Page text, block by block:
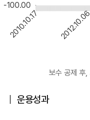
-100.00
2010.10.17 2012.10.06
운용성과